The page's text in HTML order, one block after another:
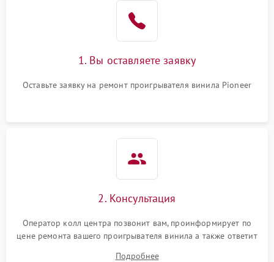
1. Вы оставляете заявку
Оставьте заявку на ремонт проигрывателя винила Pioneer
2. Консультация
Оператор колл центра позвонит вам, проинформирует по
цене ремонта вашего проигрывателя винила а также ответит
Подробнее